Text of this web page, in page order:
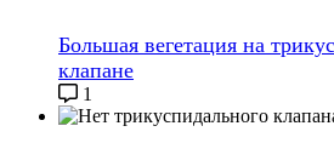
Большая вегетация на
клапане
1